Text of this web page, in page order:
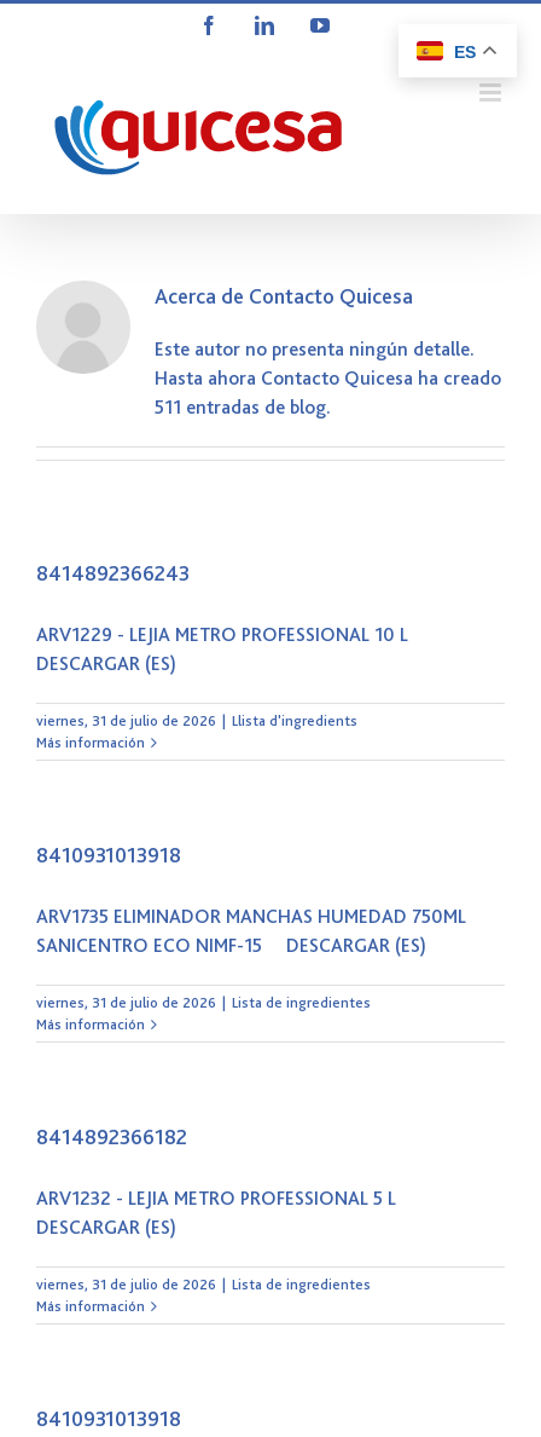
FacebookLinkedInYouTube
Acerca de Contacto Quicesa
Este autor no presenta ningún detalle.
Hasta ahora Contacto Quicesa ha creado
511 entradas de blog.
8414892366243
ARV1229 - LEJIA METRO PROFESSIONAL 10 L
DESCARGAR (ES)
viernes, 31 de julio de 2026 | Llista d'ingredients
Más información
8410931013918
ARV1735 ELIMINADOR MANCHAS HUMEDAD 750ML
SANICENTRO ECO NIMF-15 DESCARGAR (ES)
viernes, 31 de julio de 2026 | Lista de ingredientes
Más información
8414892366182
ARV1232 - LEJIA METRO PROFESSIONAL 5 L
DESCARGAR (ES)
viernes, 31 de julio de 2026 | Lista de ingredientes
Más información
8410931013918
ES